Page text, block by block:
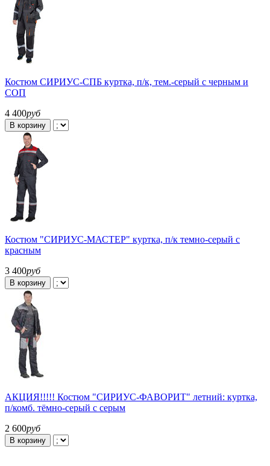
Костюм СИРИУС-СПБ куртка, п/к, тем.-серый с черным и
СОП
4 400руб
В корзину
Костюм "СИРИУС-МАСТЕР" куртка, п/к темно-серый с
красным
3 400руб
В корзину
АКЦИЯ!!!!! Костюм "СИРИУС-ФАВОРИТ" летний: куртка,
п/комб. тёмно-серый с серым
2 600руб
В корзину